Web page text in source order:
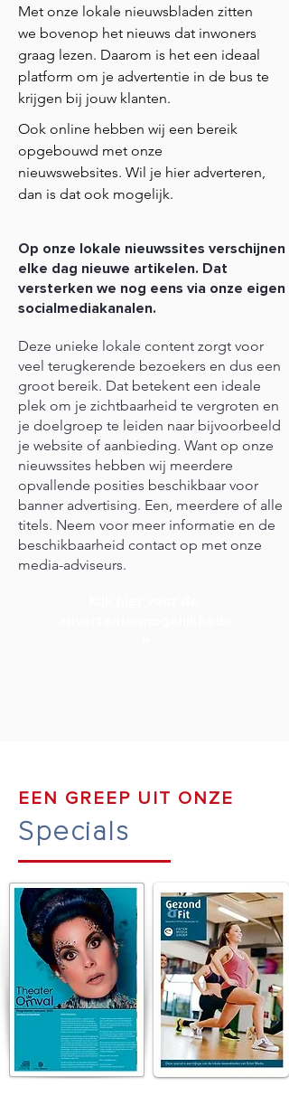
Met onze lokale nieuwsbladen zitten
we bovenop het nieuws dat inwoners
graag lezen. Daarom is het een ideaal
platform om je advertentie in de bus te
krijgen bij jouw klanten.
Ook online hebben wij een bereik
opgebouwd met onze
nieuwswebsites. Wil je hier adverteren,
dan is dat ook mogelijk.
Op onze lokale nieuwssites verschijnen
elke dag nieuwe artikelen. Dat
versterken we nog eens via onze eigen
socialmediakanalen.
Deze unieke lokale content zorgt voor
veel terugkerende bezoekers en dus een
groot bereik. Dat betekent een ideale
plek om je zichtbaarheid te vergroten en
je doelgroep te leiden naar bijvoorbeeld
je website of aanbieding. Want op onze
nieuwssites hebben wij meerdere
opvallende posities beschikbaar voor
banner advertising. Een, meerdere of alle
titels. Neem voor meer informatie en de
beschikbaarheid contact op met onze
media-adviseurs.
EEN GREEP UIT ONZE
Specials